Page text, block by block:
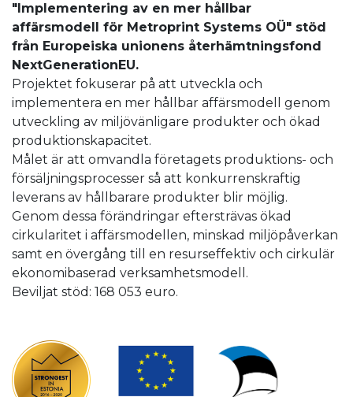
"Implementering av en mer hållbar
affärsmodell för Metroprint Systems OÜ" stöd
från Europeiska unionens återhämtningsfond
NextGenerationEU.
Projektet fokuserar på att utveckla och
implementera en mer hållbar affärsmodell genom
utveckling av miljövänligare produkter och ökad
produktionskapacitet.
Målet är att omvandla företagets produktions- och
försäljningsprocesser så att konkurrenskraftig
leverans av hållbarare produkter blir möjlig.
Genom dessa förändringar eftersträvas ökad
cirkularitet i affärsmodellen, minskad miljöpåverkan
samt en övergång till en resurseffektiv och cirkulär
ekonomibaserad verksamhetsmodell.
Beviljat stöd: 168 053 euro.